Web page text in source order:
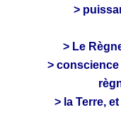
>
> Le
>
> la Terre,